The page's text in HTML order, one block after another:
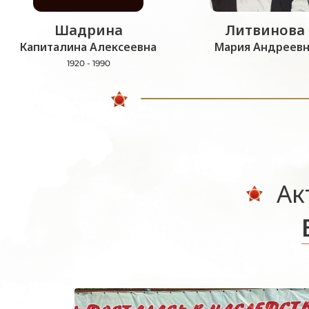
Шадрина
Капиталина Алексеевна
1920 - 1990
Литвинова
Мария